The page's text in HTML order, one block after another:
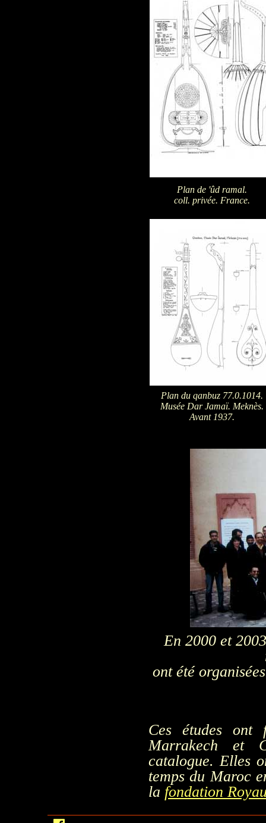
Plan de 'ûd ramal.
coll. privée. France.
Plan du qanbuz 77.0.1014.
Musée Dar Jamaï. Meknès.
Avant 1937.
En 2000 et
ont été
Ces études ont
Marrakech et
catalogue. Elles
temps du Maroc
la fondation